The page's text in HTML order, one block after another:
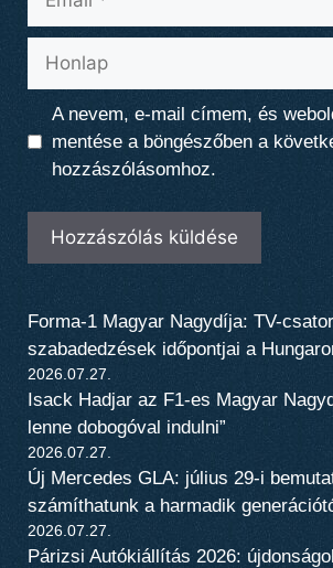
Honlap
A nevem, e-mail címem, és
mentése a böngészőben a
hozzászólásomhoz.
Forma-1 Magyar Nagydíja: TV-
szabadedzések időpontjai a
2026.07.27.
Isack Hadjar az F1-es Magyar
lenne dobogóval indulni”
2026.07.27.
Új Mercedes GLA: július 29-i
számíthatunk a harmadik
2026.07.27.
Párizsi Autókiállítás 2026: